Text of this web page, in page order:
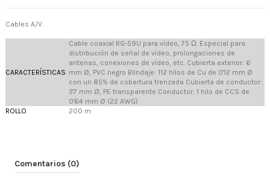
Cables A/V.
CARACTERÍSTICAS
Cable coaxial RG-59U para vídeo, 75 Ω. Especial para
distribución de señal de vídeo, prolongaciones de
antenas, conexiones de vídeo, etc. Cubierta exterior: 6
mm Ø, PVC negro Blindaje: 112 hilos de Cu de 0'12 mm Ø
con un 85% de cobertura trenzada Cubierta de conductor:
3'7 mm Ø, PE transparente Conductor: 1 hilo de CCS de
0'64 mm Ø (22 AWG)
ROLLO
200 m
Comentarios (0)